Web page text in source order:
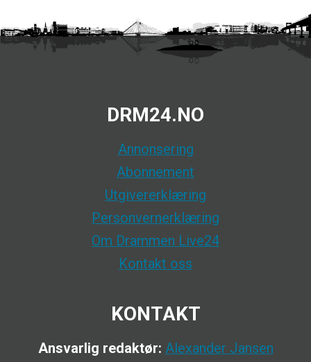
DRM24.NO
Annonsering
Abonnement
Utgivererklæring
Personvernerklæring
Om Drammen Live24
Kontakt oss
KONTAKT
Ansvarlig redaktør: Alexander Jansen